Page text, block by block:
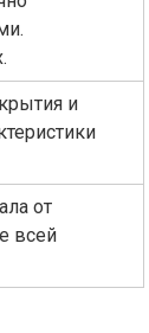
и
от
всей